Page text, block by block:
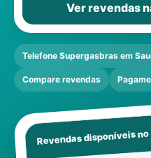
Ver revendas
Telefone Supergasbras em
Compare revendas
Revendas disponíveis